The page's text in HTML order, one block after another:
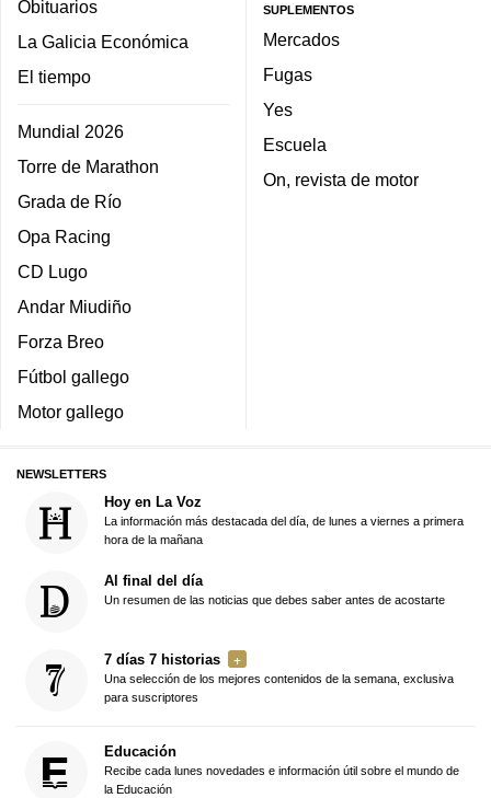
Obituarios
La Galicia Económica
El tiempo
Mundial 2026
Torre de Marathon
Grada de Río
Opa Racing
CD Lugo
Andar Miudiño
Forza Breo
Fútbol gallego
Motor gallego
SUPLEMENTOS
Mercados
Fugas
Yes
Escuela
On, revista de motor
NEWSLETTERS
Hoy en La Voz
La información más destacada del día, de lunes a viernes a primera
hora de la mañana
Al final del día
Un resumen de las noticias que debes saber antes de acostarte
7 días 7 historias
Una selección de los mejores contenidos de la semana, exclusiva
para suscriptores
Educación
Recibe cada lunes novedades e información útil sobre el mundo de
la Educación